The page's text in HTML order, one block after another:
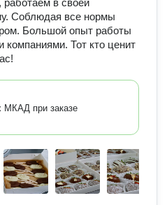
в своей
Соблюдая все нормы
Большой опыт работы
Тот кто ценит
МКАД при заказе